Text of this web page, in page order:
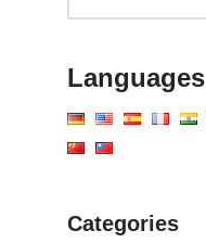
Languages
Categories